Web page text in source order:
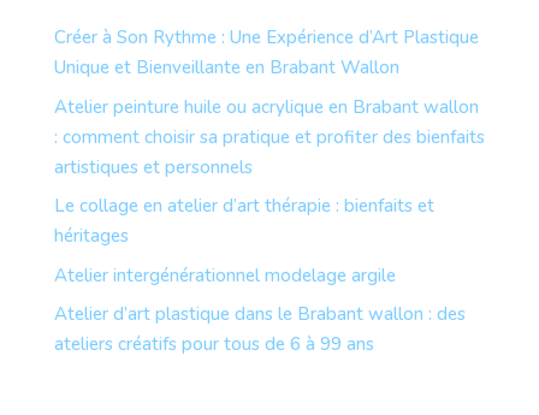
Créer à Son Rythme : Une Expérience d’Art Plastique
Unique et Bienveillante en Brabant Wallon
Atelier peinture huile ou acrylique en Brabant wallon
: comment choisir sa pratique et profiter des bienfaits
artistiques et personnels
Le collage en atelier d’art thérapie : bienfaits et
héritages
Atelier intergénérationnel modelage argile
Atelier d’art plastique dans le Brabant wallon : des
ateliers créatifs pour tous de 6 à 99 ans